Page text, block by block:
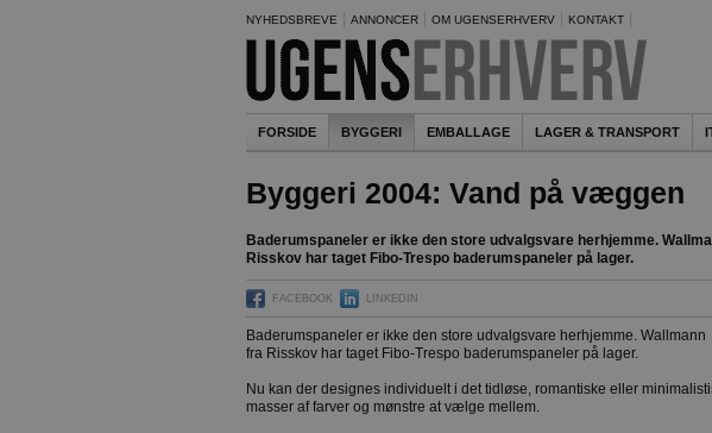
NYHEDSBREVE ANNONCER OM UGENSERHVERV KONTAKT
FORSIDE BYGGERI EMBALLAGE LAGER & TRANSPORT
Byggeri 2004: Vand på væggen
Baderumspaneler er ikke den store udvalgsvare herhjemme.
Risskov har taget Fibo-Trespo baderumspaneler på lager.
FACEBOOK LINKEDIN
Baderumspaneler er ikke den store udvalgsvare herhjemme. Wallmann
fra Risskov har taget Fibo-Trespo baderumspaneler på lager.
Nu kan der designes individuelt i det tidløse, romantiske eller
masser af farver og mønstre at vælge mellem.